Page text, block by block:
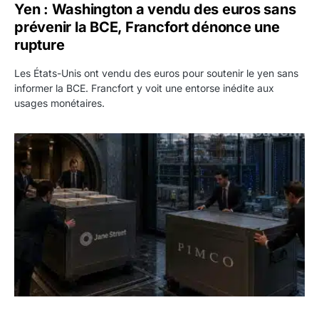
Yen : Washington a vendu des euros sans
prévenir la BCE, Francfort dénonce une
rupture
Les États-Unis ont vendu des euros pour soutenir le yen sans
informer la BCE. Francfort y voit une entorse inédite aux
usages monétaires.
Jane Street négocie le transfert de 11 milliards de